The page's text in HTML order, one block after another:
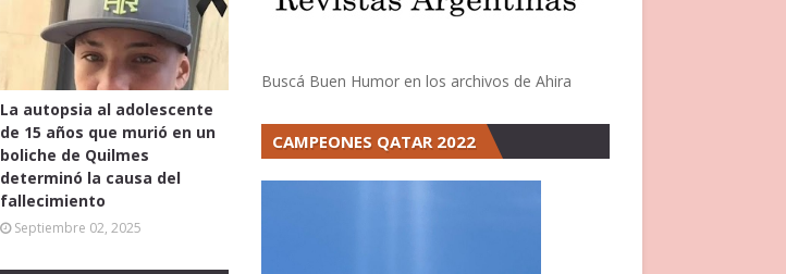
La autopsia al adolescente
de 15 años que murió en un
boliche de Quilmes
determinó la causa del
fallecimiento
Septiembre 02, 2025
Buscá Buen Humor en los archivos de Ahira
CAMPEONES QATAR 2022